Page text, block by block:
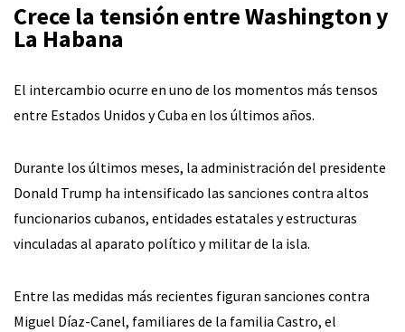
Crece la tensión entre Washington y
La Habana
El intercambio ocurre en uno de los momentos más tensos
entre Estados Unidos y Cuba en los últimos años.
Durante los últimos meses, la administración del presidente
Donald Trump ha intensificado las sanciones contra altos
funcionarios cubanos, entidades estatales y estructuras
vinculadas al aparato político y militar de la isla.
Entre las medidas más recientes figuran sanciones contra
Miguel Díaz-Canel, familiares de la familia Castro, el